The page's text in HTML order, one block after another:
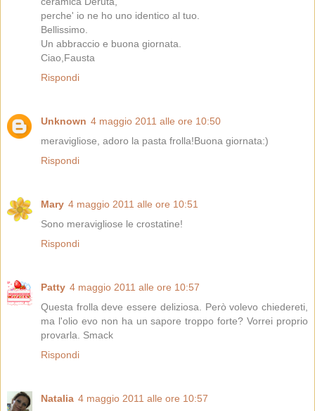
perche' io ne ho uno identico al tuo.
Bellissimo.
Un abbraccio e buona giornata.
Ciao,Fausta
Rispondi
Unknown 4 maggio 2011 alle ore 10:50
meravigliose, adoro la pasta frolla!Buona giornata:)
Rispondi
Mary 4 maggio 2011 alle ore 10:51
Sono meravigliose le crostatine!
Rispondi
Patty 4 maggio 2011 alle ore 10:57
Questa frolla deve essere deliziosa. Però volevo chiedereti,
ma l'olio evo non ha un sapore troppo forte? Vorrei proprio
provarla. Smack
Rispondi
Natalia 4 maggio 2011 alle ore 10:57